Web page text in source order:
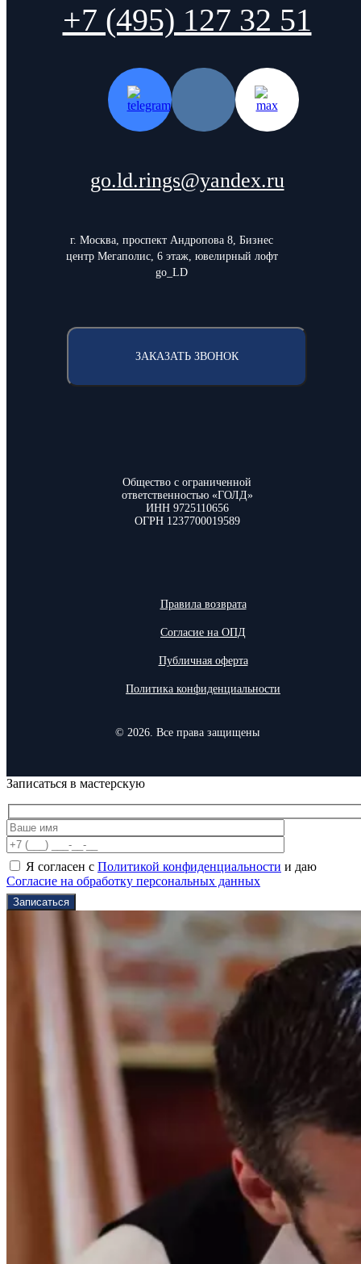
+7 (495) 127 32 51
go.ld.rings@yandex.ru
г. Москва, проспект Андропова 8, Бизнес
центр Мегаполис, 6 этаж, ювелирный лофт
go_LD
ЗАКАЗАТЬ ЗВОНОК
Общество с ограниченной
ответственностью «ГОЛД»
ИНН 9725110656
ОГРН 1237700019589
Правила возврата
Согласие на ОПД
Публичная оферта
Политика конфиденциальности
© 2026. Все права защищены
Записаться в мастерскую
Я согласен с Политикой конфиденциальности и даю
Согласие на обработку персональных данных